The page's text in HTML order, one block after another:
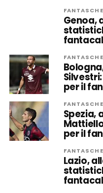
Genoa,
per il
Spezia,
per il
Lazio,